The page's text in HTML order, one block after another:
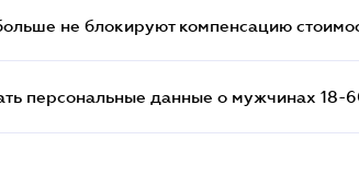
не блокируют компенсацию
персональные данные о мужчинах 18-